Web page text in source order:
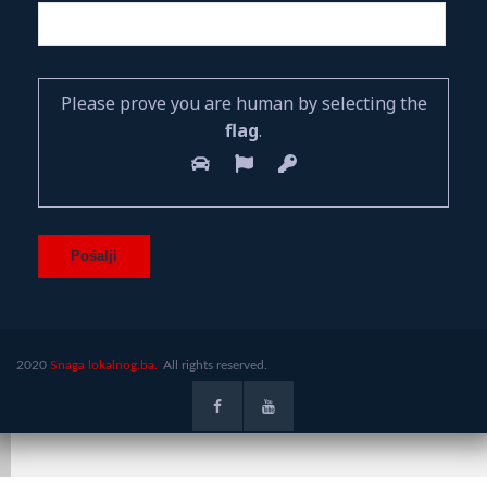
Please prove you are human by selecting the
flag.
2020 Snaga lokalnog.ba. All rights reserved.